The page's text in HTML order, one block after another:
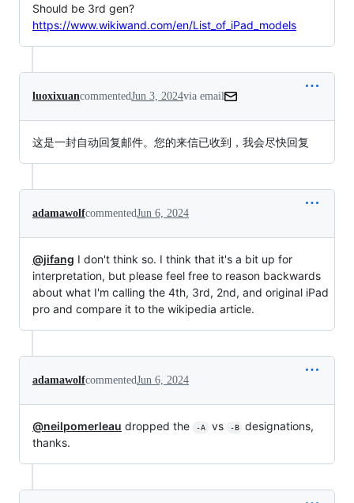
Should be 3rd gen?
https://www.wikiwand.com/en/List_of_iPad_models
luoxixuancommentedJun 3, 2024via email
这是一封自动回复邮件。您的来信已收到，我会尽快回复
adamawolfcommentedJun 6, 2024
@jifang I don't think so. I think that it's a bit up for
interpretation, but please feel free to reason backwards
about what I'm calling the 4th, 3rd, 2nd, and original iPad
pro and compare it to the wikipedia article.
adamawolfcommentedJun 6, 2024
@neilpomerleau dropped the -A vs -B
designations,
thanks.